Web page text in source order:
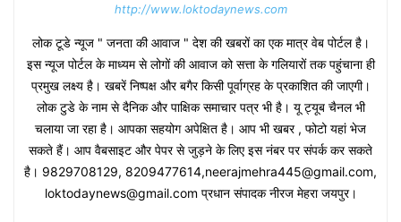
http://www.loktodaynews.com
लोक टूडे न्यूज " जनता की आवाज " देश की खबरों का एक मात्र वेब पोर्टल है।
इस न्यूज पोर्टल के माध्यम से लोगों की आवाज को सत्ता के गलियारों तक पहुंचाना ही
प्रमुख लक्ष्य है। खबरें निष्पक्ष और बगैर किसी पूर्वाग्रह के प्रकाशित की जाएगी।
लोक टुडे के नाम से दैनिक और पाक्षिक समाचार पत्र भी है। यू ट्यूब चैनल भी
चलाया जा रहा है। आपका सहयोग अपेक्षित है। आप भी खबर , फोटो यहां भेज
सकते हैं। आप वैबसाइट और पेपर से जुड़ने के लिए इस नंबर पर संपर्क कर सकते
है। 9829708129, 8209477614,neerajmehra445@gmail.com,
loktodaynews@gmail.com प्रधान संपादक नीरज मेहरा जयपुर।